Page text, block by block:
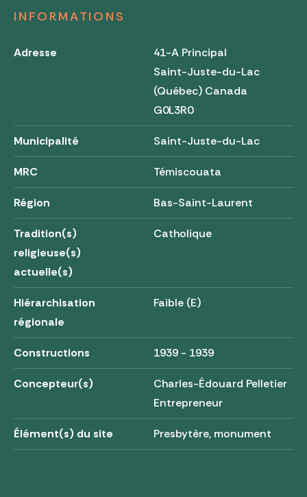
INFORMATIONS
Adresse
41-A Principal
Saint-Juste-du-Lac
(Québec) Canada
G0L3R0
Municipalité Saint-Juste-du-Lac
MRC Témiscouata
Région Bas-Saint-Laurent
Tradition(s)
religieuse(s)
actuelle(s)
Catholique
Hiérarchisation
régionale
Faible (E)
Constructions 1939 - 1939
Concepteur(s)
Charles-Édouard Pelletier
Entrepreneur
Élément(s) du site Presbytère, monument